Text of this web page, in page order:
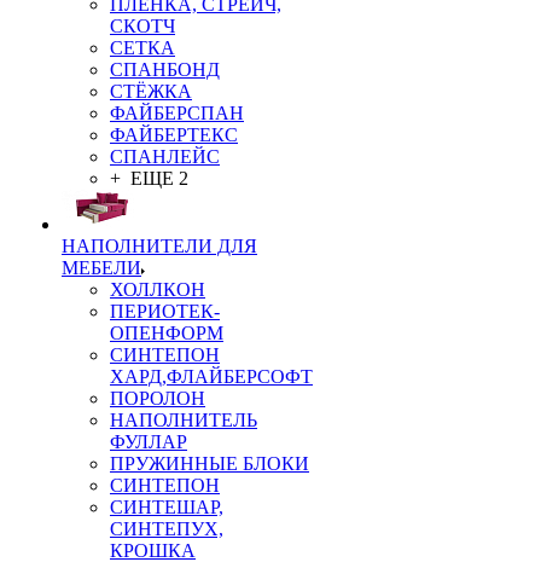
ПЛЁНКА, СТРЕЙЧ,
СКОТЧ
СЕТКА
СПАНБОНД
СТЁЖКА
ФАЙБЕРСПАН
ФАЙБЕРТЕКС
СПАНЛЕЙС
+ ЕЩЕ 2
НАПОЛНИТЕЛИ ДЛЯ
МЕБЕЛИ
ХОЛЛКОН
ПЕРИОТЕК-
ОПЕНФОРМ
СИНТЕПОН
ХАРД,ФЛАЙБЕРСОФТ
ПОРОЛОН
НАПОЛНИТЕЛЬ
ФУЛЛАР
ПРУЖИННЫЕ БЛОКИ
СИНТЕПОН
СИНТЕШАР,
СИНТЕПУХ,
КРОШКА